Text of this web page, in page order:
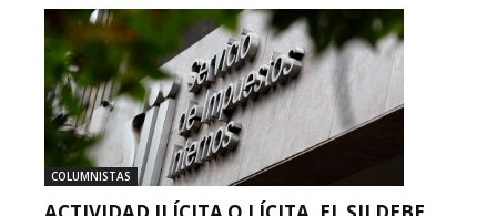
COLUMNISTAS